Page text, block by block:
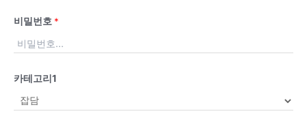
비밀번호 *
카테고리1